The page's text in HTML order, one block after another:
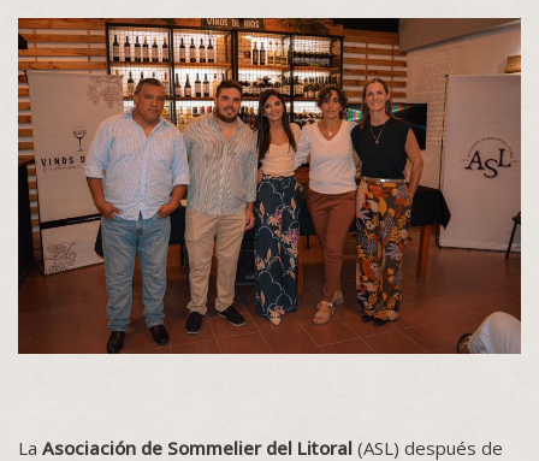
La Asociación de Sommelier del Litoral (ASL) después de